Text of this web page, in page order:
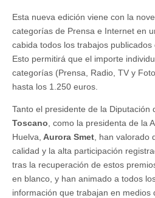
con
apoyo
institucional
patrocinio
de
la
Diputación
Esta nueva edición viene con la
categorías de Prensa e Internet en
cabida todos los trabajos publicados
Esto permitirá que el importe
categorías (Prensa, Radio, TV y
hasta los 1.250 euros.
Tanto el presidente de la Diputación
Toscano , como la presidenta de la
Huelva, Aurora Smet , han valorado
calidad y la alta participación
tras la recuperación de estos
en blanco, y han animado a todos
información que trabajan en medios